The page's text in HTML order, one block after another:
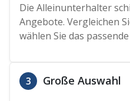
Die Alleinunterhalter
Angebote. Vergleichen
wählen Sie das
3 Große Auswahl